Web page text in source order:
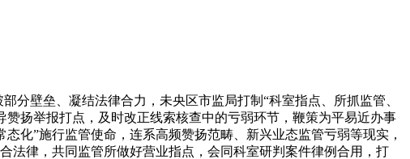
部分壁垒、凝结法律合力，未央区市监局打制“科室指点、所抓监管、
扬举报打点，及时改正线索核查中的亏弱环节，鞭策为平易近办事
化”施行监管使命，连系高频赞扬范畴、新兴业态监管亏弱等现实，
法律，共同监管所做好营业指点，会同科室研判案件律例合用，打